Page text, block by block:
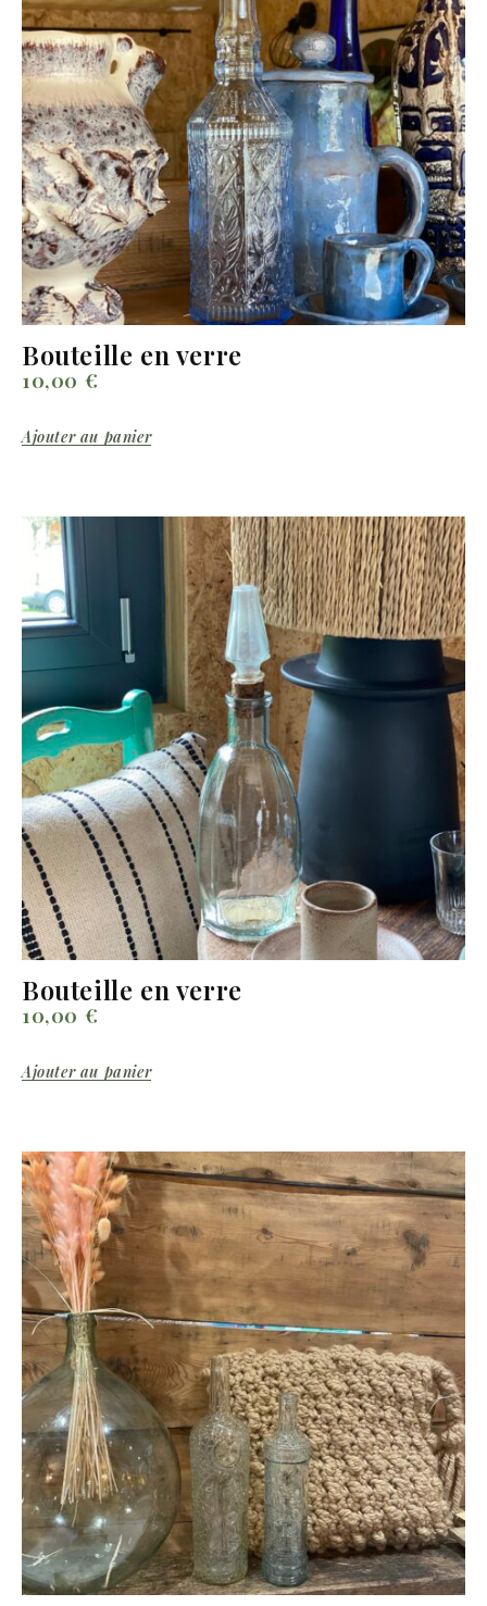
Bouteille en verre
10,00 €
Ajouter au panier
Bouteille en verre
10,00 €
Ajouter au panier